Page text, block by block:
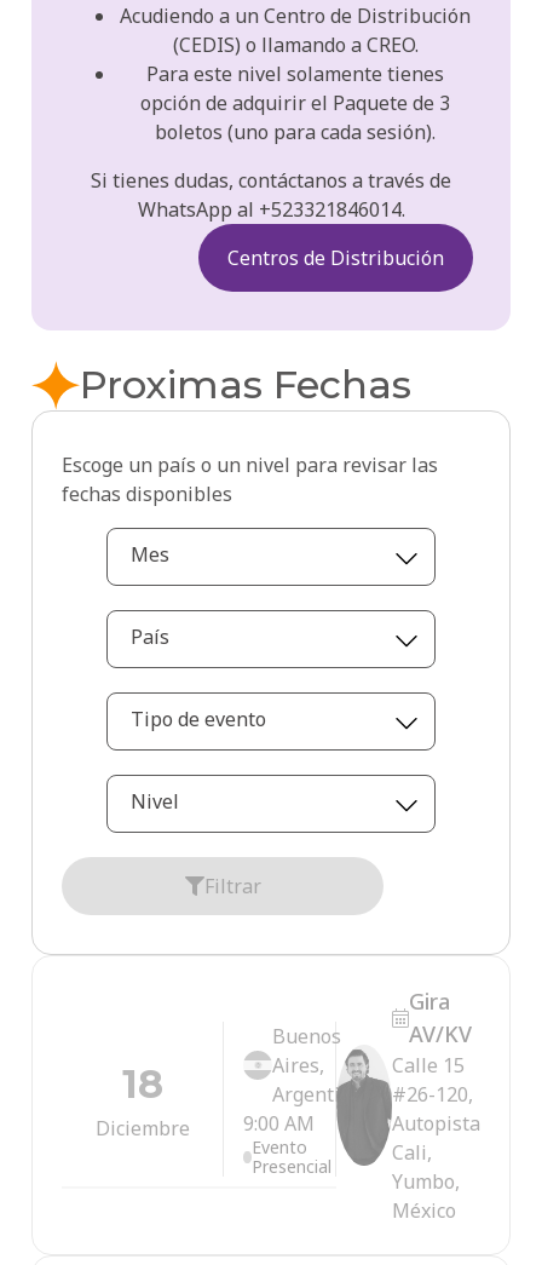
Acudiendo a un Centro de Distribución
(CEDIS) o llamando a CREO.
Para este nivel solamente tienes
opción de adquirir el Paquete de 3
boletos (uno para cada sesión).
Si tienes dudas, contáctanos a través de
WhatsApp al +523321846014.
Centros de Distribución
Proximas Fechas
Escoge un país o un nivel para revisar las
fechas disponibles
Mes
País
Tipo de evento
Nivel
Filtrar
18
Diciembre
Buenos
Aires,
Argentina
9:00 AM
Evento
Presencial
Gira
AV/KV
Calle 15
#26-120,
Autopista
Cali,
Yumbo,
México